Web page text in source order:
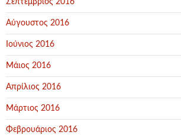
Σεπτέμβριος 2016
Αύγουστος 2016
Ιούνιος 2016
Μάιος 2016
Απρίλιος 2016
Μάρτιος 2016
Φεβρουάριος 2016